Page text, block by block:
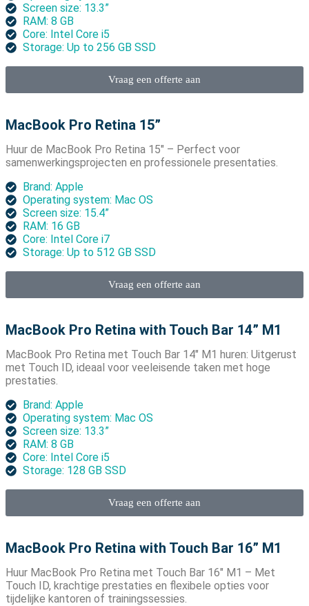
Screen size: 13.3”
RAM: 8 GB
Core: Intel Core i5
Storage: Up to 256 GB SSD
Vraag een offerte aan
MacBook Pro Retina 15”
Huur de MacBook Pro Retina 15″ – Perfect voor
samenwerkingsprojecten en professionele presentaties.
Brand: Apple
Operating system: Mac OS
Screen size: 15.4”
RAM: 16 GB
Core: Intel Core i7
Storage: Up to 512 GB SSD
Vraag een offerte aan
MacBook Pro Retina with Touch Bar 14” M1
MacBook Pro Retina met Touch Bar 14″ M1 huren: Uitgerust
met Touch ID, ideaal voor veeleisende taken met hoge
prestaties.
Brand: Apple
Operating system: Mac OS
Screen size: 13.3”
RAM: 8 GB
Core: Intel Core i5
Storage: 128 GB SSD
Vraag een offerte aan
MacBook Pro Retina with Touch Bar 16” M1
Huur MacBook Pro Retina met Touch Bar 16″ M1 – Met
Touch ID, krachtige prestaties en flexibele opties voor
tijdelijke kantoren of trainingssessies.